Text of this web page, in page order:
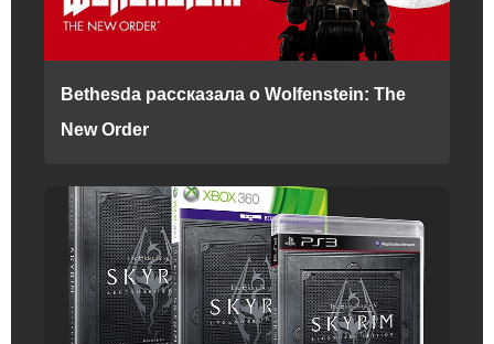
Bethesda рассказала о Wolfenstein: The
New Order